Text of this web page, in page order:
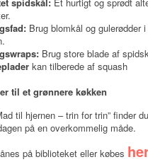
Brug blomkål og gulerødder
Brug store blade af
kan tilberede af squash
til et grønnere køkken
til hjernen – trin for trin” finder
på en overkommelig måde.
på biblioteket eller købes